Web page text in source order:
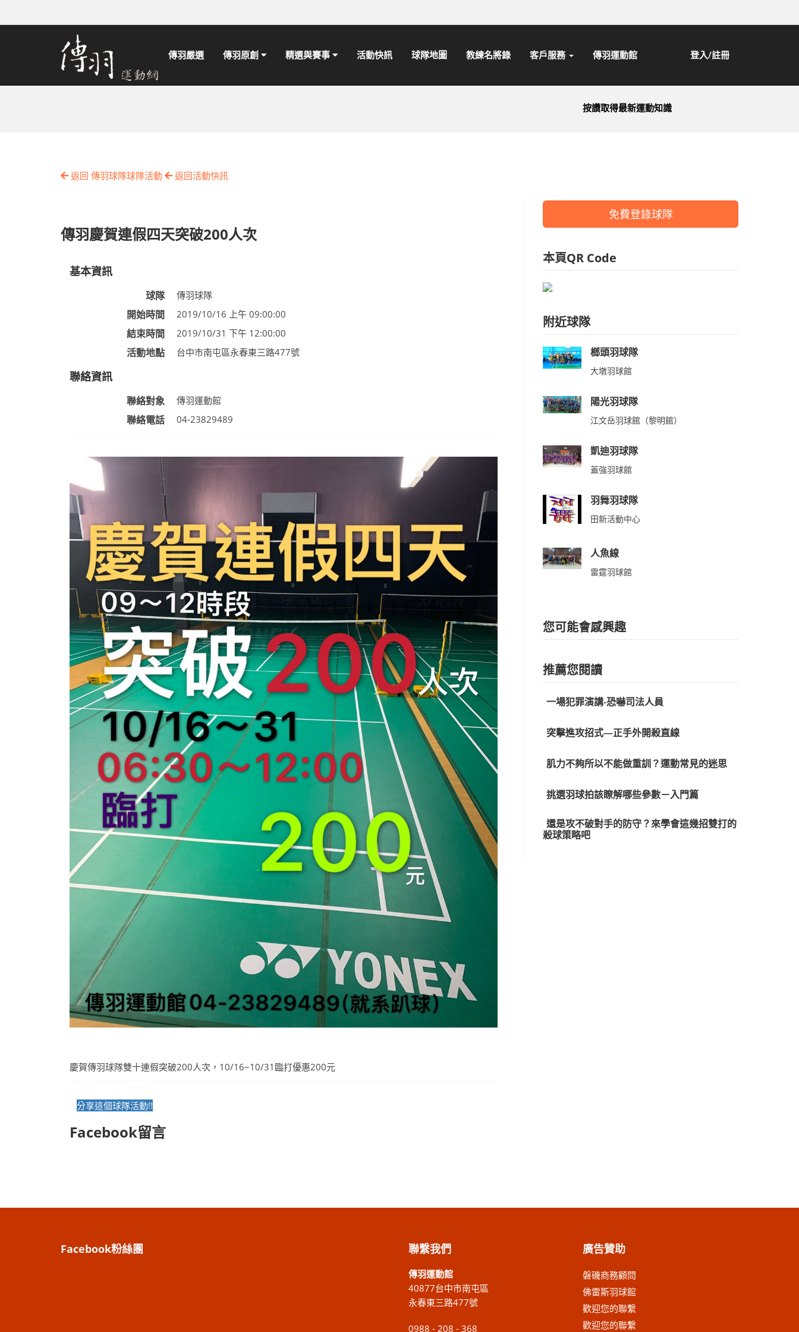
傳羽嚴選 傳羽原創 精選與賽事 活動快訊 球隊地圖 教練名將錄 客戶服務 傳羽運動館 登入/註冊
按讚取得最新運動知識
返回 傳羽球隊球隊活動 返回活動快訊
傳羽慶賀連假四天突破200人次
基本資訊
球隊 傳羽球隊
開始時間 2019/10/16 上午 09:00:00
結束時間 2019/10/31 下午 12:00:00
活動地點 台中市南屯區永春東三路477號
聯絡資訊
聯絡對象 傳羽運動館
聯絡電話 04-23829489
慶賀傳羽球隊雙十連假突破200人次，10/16~10/31臨打優惠200元
分享這個球隊活動!!
Facebook留言
免費登錄球隊
本頁QR Code
附近球隊
榔頭羽球隊
大墩羽球館
陽光羽球隊
江文岳羽球館（黎明館）
凱迪羽球隊
蓋強羽球館
羽舞羽球隊
田新活動中心
人魚線
雷霆羽球館
您可能會感興趣
推薦您閱讀
一場犯罪演講-恐嚇司法人員
突擊進攻招式—正手外開殺直線
肌力不夠所以不能做重訓？運動常見的迷思
挑選羽球拍該瞭解哪些參數－入門篇
還是攻不破對手的防守？來學會這幾招雙打的
殺球策略吧
Facebook粉絲團 聯繫我們
傳羽運動館
40877台中市南屯區
永春東三路477號
0988 - 208 - 368
廣告贊助
磐磯商務顧問
佛雷斯羽球館
歡迎您的聯繫
歡迎您的聯繫